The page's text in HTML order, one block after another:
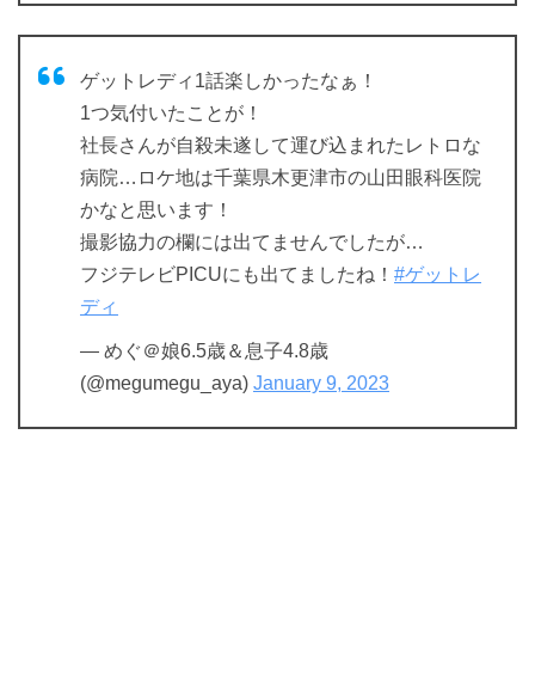
ゲットレディ1話楽しかったなぁ！
1つ気付いたことが！
社長さんが自殺未遂して運び込まれたレトロな
病院…ロケ地は千葉県木更津市の山田眼科医院
かなと思います！
撮影協力の欄には出てませんでしたが…
フジテレビPICUにも出てましたね！ #ゲットレ
ディ
— めぐ＠娘6.5歳＆息子4.8歳
(@megumegu_aya) January 9, 2023